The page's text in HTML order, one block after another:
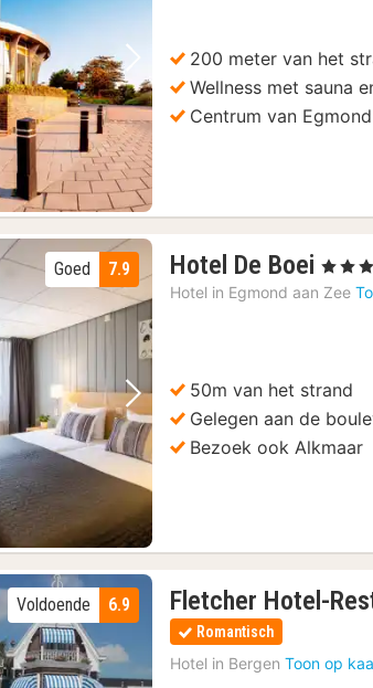
Volgende foto
200 meter van het
Wellness met sauna
Centrum van
Volgende foto
7.9
Goed Hotel De Boei 1
, 3
Hotel in Egmond aan Zee
50m van het strand
Gelegen aan de
Bezoek ook Alkmaar
6.9
Voldoende Fletcher Hotel-
Romantisch
Hotel in Bergen Toon op